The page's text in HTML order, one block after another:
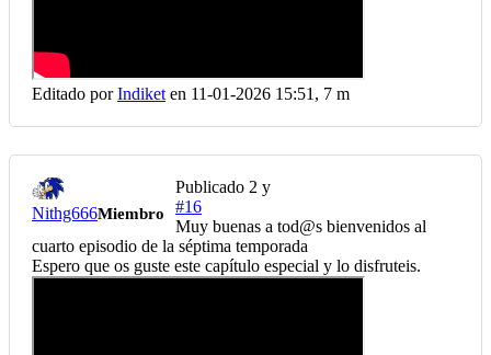
Editado porIndiket en 11-01-2026 15:51, 7 m
Nithg666Miembro
Publicado 2 y
#16
Muy buenas a tod@s bienvenidos al
cuarto episodio de la séptima temporada
Espero que os guste este capítulo especial y lo disfruteis.